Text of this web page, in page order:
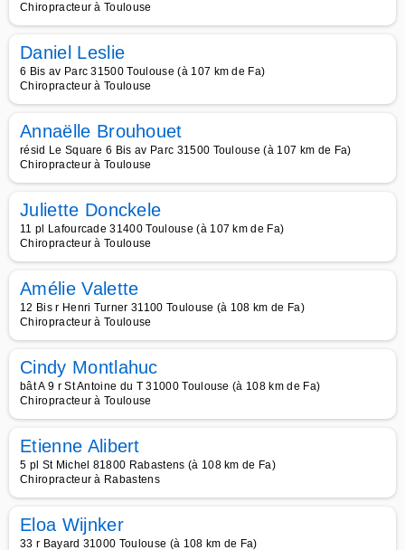
Chiropracteur à Toulouse
Daniel Leslie
6 Bis av Parc 31500 Toulouse (à 107 km de Fa)
Chiropracteur à Toulouse
Annaëlle Brouhouet
résid Le Square 6 Bis av Parc 31500 Toulouse (à 107 km de Fa)
Chiropracteur à Toulouse
Juliette Donckele
11 pl Lafourcade 31400 Toulouse (à 107 km de Fa)
Chiropracteur à Toulouse
Amélie Valette
12 Bis r Henri Turner 31100 Toulouse (à 108 km de Fa)
Chiropracteur à Toulouse
Cindy Montlahuc
bât A 9 r St Antoine du T 31000 Toulouse (à 108 km de Fa)
Chiropracteur à Toulouse
Etienne Alibert
5 pl St Michel 81800 Rabastens (à 108 km de Fa)
Chiropracteur à Rabastens
Eloa Wijnker
33 r Bayard 31000 Toulouse (à 108 km de Fa)